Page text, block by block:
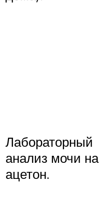
Лабораторный
анализ мочи на
ацетон.